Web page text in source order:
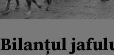
Bilanțul